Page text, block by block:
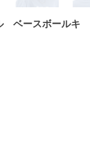
ベースボールキ